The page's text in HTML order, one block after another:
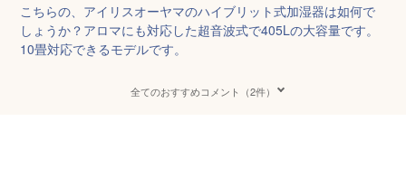
こちらの、アイリスオーヤマのハイブリット式加湿器は如何で
しょうか？アロマにも対応した超音波式で405Lの大容量です。
10畳対応できるモデルです。
全てのおすすめコメント（2件）